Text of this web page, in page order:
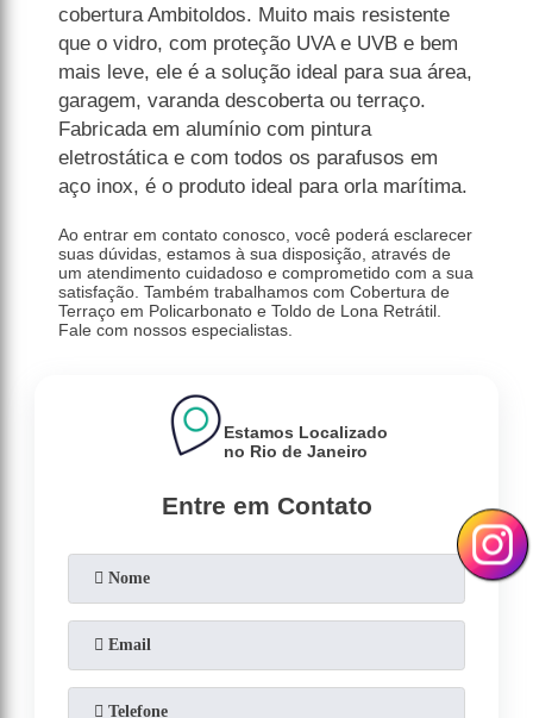
cobertura Ambitoldos. Muito mais resistente
que o vidro, com proteção UVA e UVB e bem
mais leve, ele é a solução ideal para sua área,
garagem, varanda descoberta ou terraço.
Fabricada em alumínio com pintura
eletrostática e com todos os parafusos em
aço inox, é o produto ideal para orla marítima.
Ao entrar em contato conosco, você poderá esclarecer
suas dúvidas, estamos à sua disposição, através de
um atendimento cuidadoso e comprometido com a sua
satisfação. Também trabalhamos com Cobertura de
Terraço em Policarbonato e Toldo de Lona Retrátil.
Fale com nossos especialistas.
Entre em Contato
Estamos Localizado
no Rio de Janeiro